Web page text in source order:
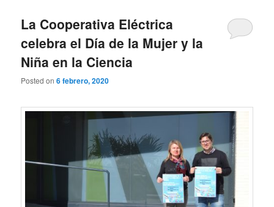
La Cooperativa Eléctrica
celebra el Día de la Mujer y la
Niña en la Ciencia
Posted on6 febrero, 2020